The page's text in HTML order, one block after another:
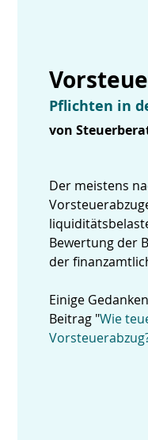
Pflichten in
von
Der meistens
Bewertung der
der
Einige
Beitrag "Wie